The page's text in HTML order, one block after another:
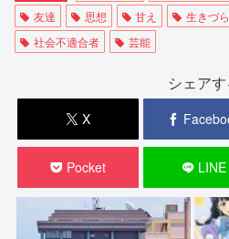
友達
思想 甘え 生きづ
社会不適合者
芸能
シェアす
X
Pocket LINE